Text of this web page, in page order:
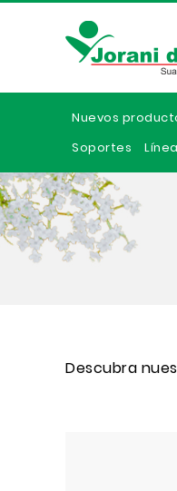
Nuevos
Soportes
Descubra